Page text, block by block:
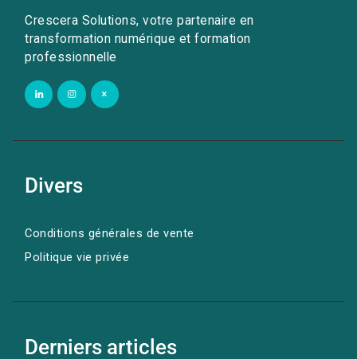
Crescera Solutions, votre partenaire en
transformation numérique et formation
professionnelle
Divers
Conditions générales de vente
Politique vie privée
Derniers articles